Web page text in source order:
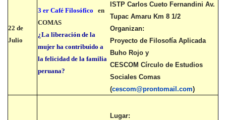
22 de
Julio
3 er Café Filosófico en
COMAS
¿La liberación de la
mujer ha contribuido a
la felicidad de la familia
peruana?
ISTP Carlos Cueto Fernandini Av.
Tupac Amaru Km 8 1/2
Organizan:
Proyecto de Filosofía Aplicada
Buho Rojo y
CESCOM Círculo de Estudios
Sociales Comas
(cescom@prontomail.com)
Lugar: